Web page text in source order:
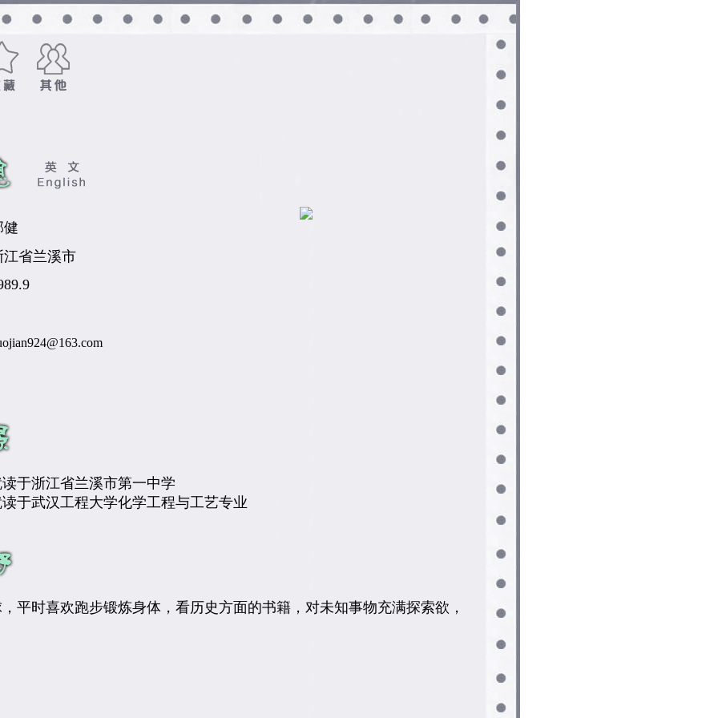
健
江省兰溪市
读于浙江省兰溪市第一中学
读于武汉工程大学化学工程与工艺专业
平时喜欢跑步锻炼身体，看历史方面的书籍，对未知事物充满探索欲，